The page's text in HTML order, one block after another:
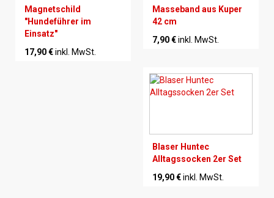
Magnetschild
"Hundeführer im
Einsatz"
17,90 €inkl. MwSt.
Masseband aus Kuper
42 cm
7,90 €inkl. MwSt.
Blaser Huntec
Alltagssocken 2er Set
19,90 €inkl. MwSt.